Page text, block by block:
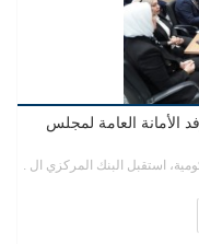
الأمانة العامة لمجلس
استقبل البنك المركزي ال .